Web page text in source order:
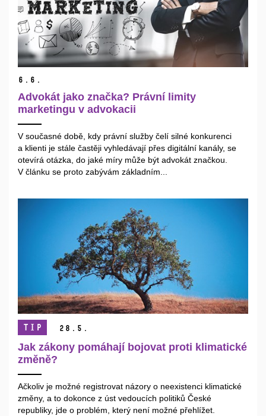
6. 6.
Advokát jako značka? Právní limity
marketingu v advokacii
V současné době, kdy právní služby čelí silné konkurenci
a klienti je stále častěji vyhledávají přes digitální kanály, se
otevírá otázka, do jaké míry může být advokát značkou.
V článku se proto zabývám základním...
TIP 28. 5.
Jak zákony pomáhají bojovat proti klimatické
změně?
Ačkoliv je možné registrovat názory o neexistenci klimatické
změny, a to dokonce z úst vedoucích politiků České
republiky, jde o problém, který není možné přehlížet.